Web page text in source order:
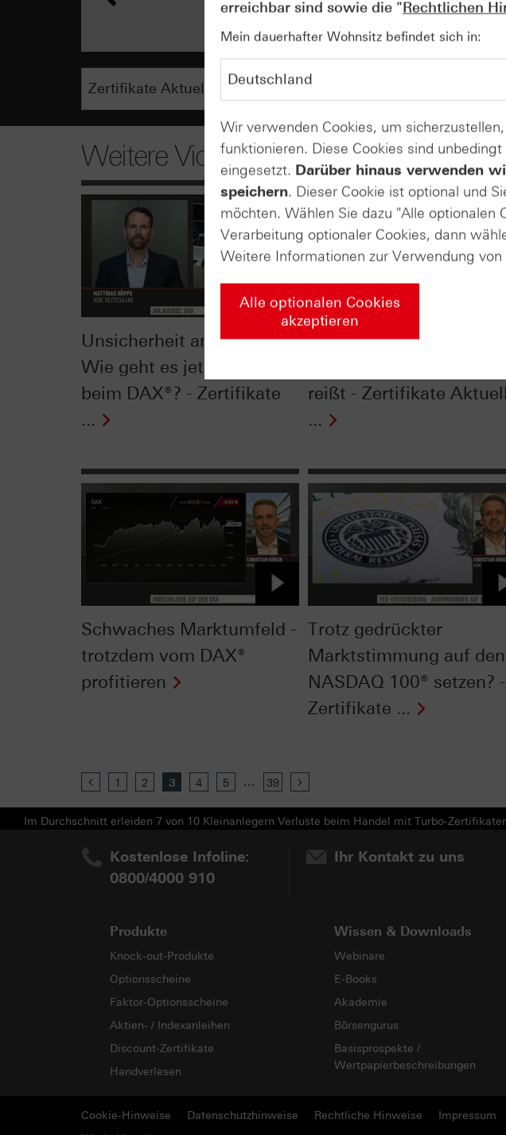
Weitere Videos
Unsicherheit am Markt:
Wie geht es jetzt weiter
beim DAX®? - Zertifikate
...
DAX®: Das passiert,
reißt - Zertifikate Aktuell
...
Schwaches Marktumfeld -
trotzdem vom DAX®
profitieren
Trotz gedrückter
Marktstimmung auf den
NASDAQ 100® setzen? -
Zertifikate ...
Previous
1 2 3 4 5 ... 39
Im Durchschnitt erleiden 7 von 10 Kleinanlegern Verluste beim Handel mit Turbo-
Kostenlose Infoline:
0800/4000 910
Ihr Kontakt zu uns
Produkte
Knock-out-Produkte
Optionsscheine
Faktor-Optionsscheine
Aktien- / Indexanleihen
Discount-Zertifikate
Handverlesen
Wissen & Downloads
Webinare
E-Books
Akademie
Börsengurus
Basisprospekte /
Wertpapierbeschreibungen
Cookie-Hinweise Datenschutzhinweise Rechtliche Hinweise Impressum
erreichbar sind sowie die "Rechtlichen
Mein dauerhafter Wohnsitz befindet sich in:
Wir verwenden Cookies, um
funktionieren. Diese Cookies sind
eingesetzt. Darüber hinaus verwenden
speichern. Dieser Cookie ist optional und
möchten. Wählen Sie dazu "Alle optionalen
Verarbeitung optionaler Cookies, dann
Weitere Informationen zur Verwendung
Alle optionalen Cookies
akzeptieren